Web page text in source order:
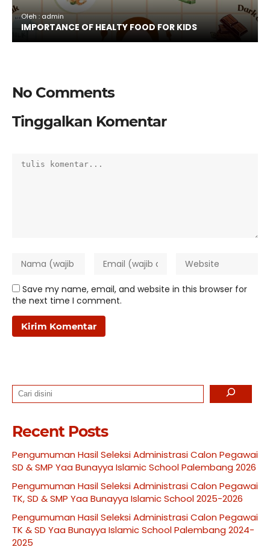
Oleh : admin
IMPORTANCE OF HEALTY FOOD FOR KIDS
No Comments
Tinggalkan Komentar
Save my name, email, and website in this browser for
the next time I comment.
Search
Recent Posts
Pengumuman Hasil Seleksi Administrasi Calon Pegawai
SD & SMP Yaa Bunayya Islamic School Palembang 2026
Pengumuman Hasil Seleksi Administrasi Calon Pegawai
TK, SD & SMP Yaa Bunayya Islamic School 2025-2026
Pengumuman Hasil Seleksi Administrasi Calon Pegawai
TK & SD Yaa Bunayya Islamic School Palembang 2024-
2025